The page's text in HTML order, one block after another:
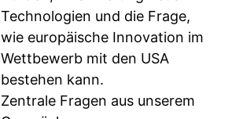
Technologien und die Frage,
wie europäische Innovation im
Wettbewerb mit den USA
bestehen kann.
Zentrale Fragen aus unserem